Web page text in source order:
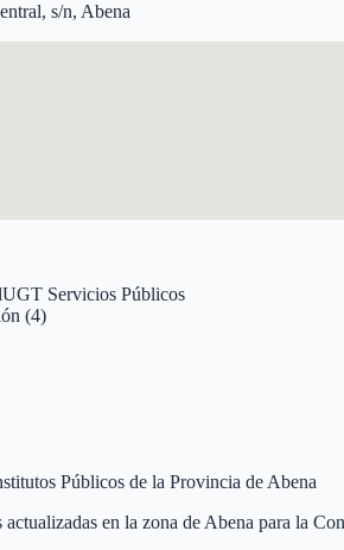
s/n, Abena
UGT Servicios Públicos
(4)
Públicos de la Provincia de Abena
en la zona de Abena para la